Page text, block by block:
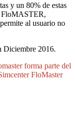
y un 80% de estas
FloMASTER,
al usuario no
Diciembre 2016.
forma parte del
FloMaster